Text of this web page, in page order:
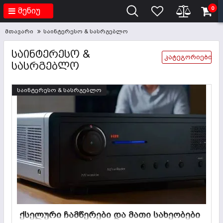
მენიუ 0
მთავარი საინტერესო & სასრგებლო
ᲡᲐᲘᲜᲢᲔᲠᲔᲡᲝ &
ᲡᲐᲡᲠᲒᲔᲑᲚᲝ
კატეგორიები
საინტერესო & სასრგებლო
ქსელური ჩამწერები და მათი სახეობები